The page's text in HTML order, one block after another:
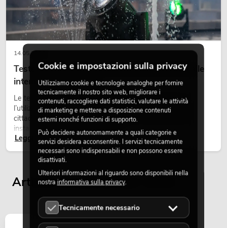
PSSO PA Set PRO S MK2
No. 20000456Articolo non disponibile
PSSO PA Set PRO M MK2
No. 20000457 Articolo non disponibile
14.05.2026
Teste mobili outdoor: teste mobili resistenti alle
intemperie per eventi
Le teste mobili outdoor sono proiettori motorizzati per
l’utilizzo all’aperto. Vengono impiegate in festival, feste
cittadine, concerti open-air, allestimenti architetturali e
installazioni temporanee all’esterno.
Leggi ora
Articoli visualizzati per ultimi
Cookie e impostazioni sulla privacy
Utilizziamo cookie e tecnologie analoghe per fornire
tecnicamente il nostro sito web, migliorare i
contenuti, raccogliere dati statistici, valutare le attività
di marketing e mettere a disposizione contenuti
esterni nonché funzioni di supporto.
Può decidere autonomamente a quali categorie e
servizi desidera acconsentire. I servizi tecnicamente
necessari sono indispensabili e non possono essere
disattivati.
Ulteriori informazioni al riguardo sono disponibili nella
nostra informativa sulla privacy.
Tecnicamente necessario